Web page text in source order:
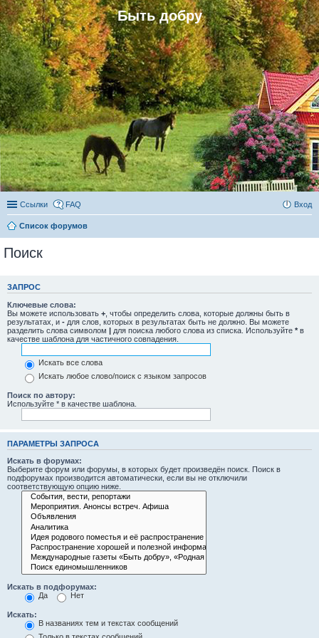
Быть добру
Ссылки FAQ Вход
Список форумов
Поиск
ЗАПРОС
Ключевые слова:
Вы можете использовать + , чтобы определить слова, которые должны быть в
результатах, и - для слов, которых в результатах быть не должно. Вы можете
разделить слова символом | для поиска любого слова из списка. Используйте * в
качестве шаблона для частичного совпадения.
Искать все слова
Искать любое слово/поиск с языком запросов
Поиск по автору:
Используйте * в качестве шаблона.
ПАРАМЕТРЫ ЗАПРОСА
Искать в форумах:
Выберите форум или форумы, в которых будет произведён поиск. Поиск в
подфорумах производится автоматически, если вы не отключили
соответствующую опцию ниже.
Искать в подфорумах:
Да
Нет
Искать:
В названиях тем и текстах сообщений